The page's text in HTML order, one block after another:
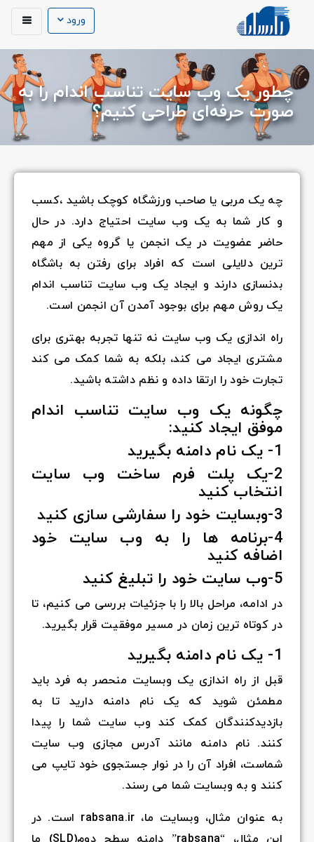
ورود
چطور یک وب سایت تناسب اندام را به
صورت حرفه‌ای طراحی کنیم؟
چه یک مربی یا صاحب ورزشگاه کوچک باشید ،کسب
و کار شما به یک وب سایت احتیاج دارد. در حال
حاضر عضویت در یک انجمن یا گروه یکی از مهم
ترین دلایلی است که افراد برای رفتن به باشگاه
بدنسازی دارند و ایجاد یک وب سایت تناسب اندام
یک روش مهم برای بوجود آمدن آن انجمن است.
راه اندازی یک وب سایت نه تنها تجربه بهتری برای
مشتری ایجاد می کند، بلکه به شما کمک می کند
تجارت خود را ارتقا داده و نظم داشته باشید.
چگونه یک وب سایت تناسب اندام
موفق ایجاد کنید:
1- یک نام دامنه بگیرید
2-یک پلت فرم ساخت وب سایت
انتخاب کنید
3-وبسایت خود را سفارشی سازی کنید
4-برنامه ها را به وب سایت خود
اضافه کنید
5-وب سایت خود را تبلیغ کنید
در ادامه، مراحل بالا را با جزئیات بررسی می کنیم، تا
در کوتاه ترین زمان در مسیر موفقیت قرار بگیرید.
1- یک نام دامنه بگیرید
قبل از راه اندازی یک وبسایت منحصر به فرد باید
مطمئن شوید که یک نام دامنه دارید تا به
بازدیدکنندگان کمک کند وب سایت شما را پیدا
کنند. نام دامنه مانند آدرس مجازی وب سایت
شماست، افراد آن را در نوار جستجوی خود تایپ می
کنند و به وبسایت شما می رسند.
به عنوان مثال، وبسایت ما، rabsana.ir است. در